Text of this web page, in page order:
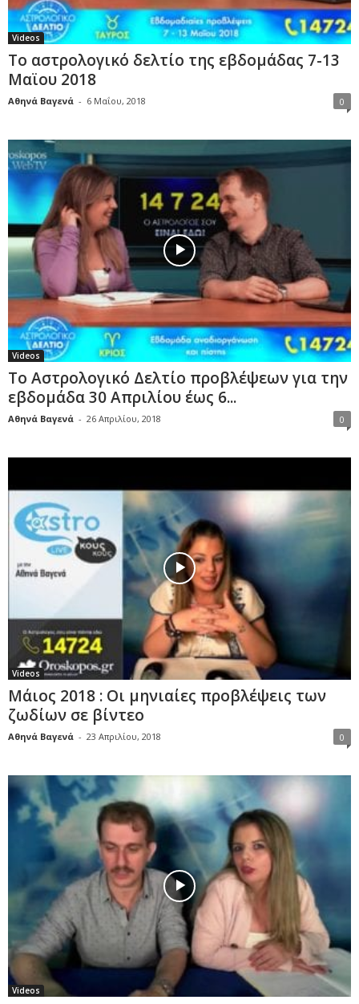
Videos
Το αστρολογικό δελτίο της εβδομάδας 7-13
Μαϊου 2018
Αθηνά Βαγενά - 6 Μαΐου, 2018 0
Videos
Το Αστρολογικό Δελτίο προβλέψεων για την
εβδομάδα 30 Απριλίου έως 6...
Αθηνά Βαγενά - 26 Απριλίου, 2018 0
Videos
Μάιος 2018 : Οι μηνιαίες προβλέψεις των
ζωδίων σε βίντεο
Αθηνά Βαγενά - 23 Απριλίου, 2018 0
Videos